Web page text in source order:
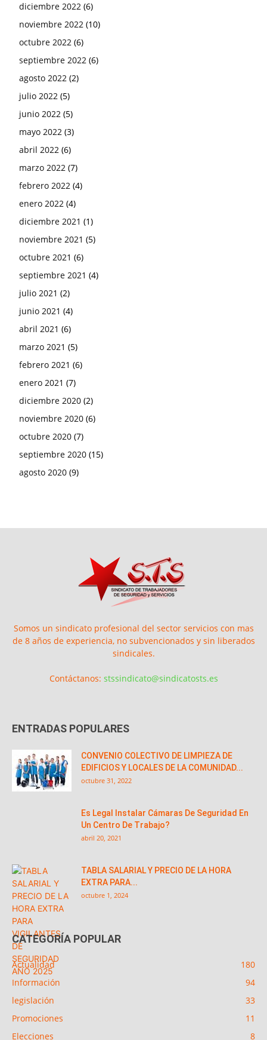
diciembre 2022 (6)
noviembre 2022 (10)
octubre 2022 (6)
septiembre 2022 (6)
agosto 2022 (2)
julio 2022 (5)
junio 2022 (5)
mayo 2022 (3)
abril 2022 (6)
marzo 2022 (7)
febrero 2022 (4)
enero 2022 (4)
diciembre 2021 (1)
noviembre 2021 (5)
octubre 2021 (6)
septiembre 2021 (4)
julio 2021 (2)
junio 2021 (4)
abril 2021 (6)
marzo 2021 (5)
febrero 2021 (6)
enero 2021 (7)
diciembre 2020 (2)
noviembre 2020 (6)
octubre 2020 (7)
septiembre 2020 (15)
agosto 2020 (9)
Somos un sindicato profesional del sector servicios con mas
de 8 años de experiencia, no subvencionados y sin liberados
sindicales.
Contáctanos: stssindicato@sindicatosts.es
ENTRADAS POPULARES
CONVENIO COLECTIVO DE LIMPIEZA DE
EDIFICIOS Y LOCALES DE LA COMUNIDAD...
octubre 31, 2022
Es Legal Instalar Cámaras De Seguridad En
Un Centro De Trabajo?
abril 20, 2021
TABLA SALARIAL Y PRECIO DE LA HORA
EXTRA PARA...
octubre 1, 2024
CATEGORÍA POPULAR
Actualidad
180
Información
94
legislación
33
Promociones
11
Elecciones
8